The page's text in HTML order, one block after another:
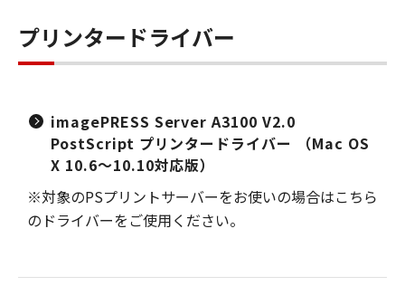
プリンタードライバー
imagePRESS Server A3100 V2.0
PostScript プリンタードライバー （Mac OS
X 10.6～10.10対応版）
※対象のPSプリントサーバーをお使いの場合はこちら
のドライバーをご使用ください。